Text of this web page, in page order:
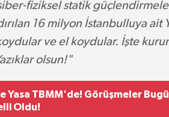
fiziksel statik
16 milyon İstanbulluya ait
ve el koydular. İşte
olsun!"
Yasa TBMM'de! Görüşmeler
Oldu!